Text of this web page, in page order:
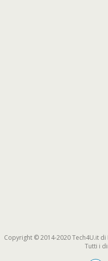
Copyright © 2014-2020 Tech4U.it di
Tutti i